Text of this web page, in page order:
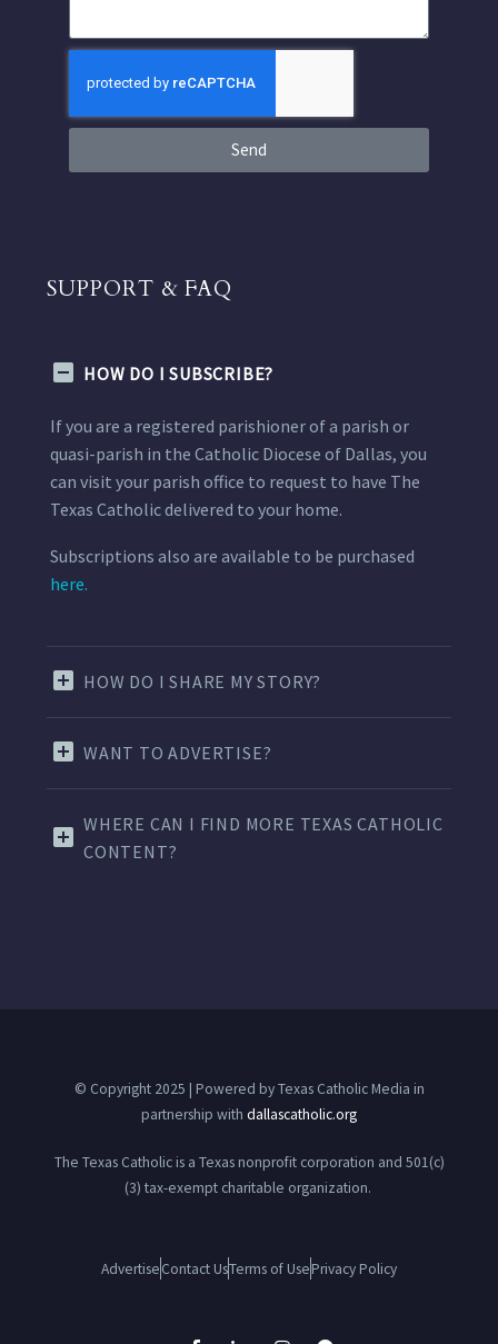
Send
SUPPORT & FAQ
HOW DO I SUBSCRIBE?
If you are a registered parishioner of a parish or
quasi-parish in the Catholic Diocese of Dallas, you
can visit your parish office to request to have The
Texas Catholic delivered to your home.
Subscriptions also are available to be purchased
here.
HOW DO I SHARE MY STORY?
WANT TO ADVERTISE?
WHERE CAN I FIND MORE TEXAS CATHOLIC
CONTENT?
© Copyright 2025 | Powered by Texas Catholic Media in
partnership with dallascatholic.org
The Texas Catholic is a Texas nonprofit corporation and 501(c)
(3) tax-exempt charitable organization.
AdvertiseContact UsTerms of UsePrivacy Policy